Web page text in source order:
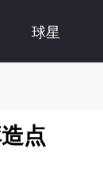
球星
点